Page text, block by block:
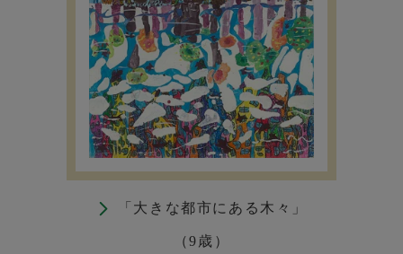
「大きな都市にある木々」
（9歳）